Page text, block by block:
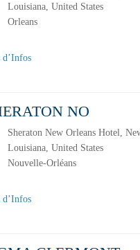
évènements ?
Louisiana, United States
Orleans
d’Infos
NO
Sheraton New Orleans Hotel,
Louisiana, United States
Nouvelle-Orléans
d’Infos